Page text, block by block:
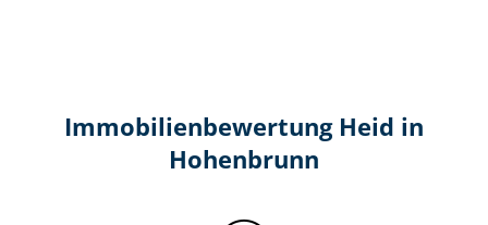
Immobilien­bewertung Heid in
Hohenbrunn